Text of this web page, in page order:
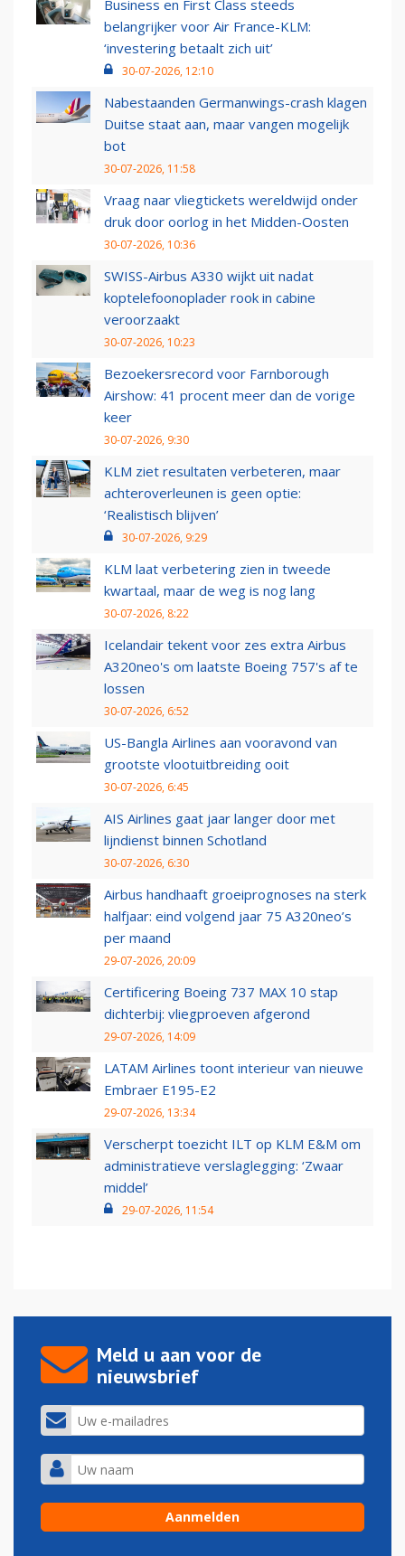
Business en First Class steeds
belangrijker voor Air France-KLM:
‘investering betaalt zich uit’
30-07-2026, 12:10
Nabestaanden Germanwings-crash klagen
Duitse staat aan, maar vangen mogelijk
bot
30-07-2026, 11:58
Vraag naar vliegtickets wereldwijd onder
druk door oorlog in het Midden-Oosten
30-07-2026, 10:36
SWISS-Airbus A330 wijkt uit nadat
koptelefoonoplader rook in cabine
veroorzaakt
30-07-2026, 10:23
Bezoekersrecord voor Farnborough
Airshow: 41 procent meer dan de vorige
keer
30-07-2026, 9:30
KLM ziet resultaten verbeteren, maar
achteroverleunen is geen optie:
‘Realistisch blijven’
30-07-2026, 9:29
KLM laat verbetering zien in tweede
kwartaal, maar de weg is nog lang
30-07-2026, 8:22
Icelandair tekent voor zes extra Airbus
A320neo's om laatste Boeing 757's af te
lossen
30-07-2026, 6:52
US-Bangla Airlines aan vooravond van
grootste vlootuitbreiding ooit
30-07-2026, 6:45
AIS Airlines gaat jaar langer door met
lijndienst binnen Schotland
30-07-2026, 6:30
Airbus handhaaft groeiprognoses na sterk
halfjaar: eind volgend jaar 75 A320neo’s
per maand
29-07-2026, 20:09
Certificering Boeing 737 MAX 10 stap
dichterbij: vliegproeven afgerond
29-07-2026, 14:09
LATAM Airlines toont interieur van nieuwe
Embraer E195-E2
29-07-2026, 13:34
Verscherpt toezicht ILT op KLM E&M om
administratieve verslaglegging: ‘Zwaar
middel’
29-07-2026, 11:54
Meld u aan voor de
nieuwsbrief